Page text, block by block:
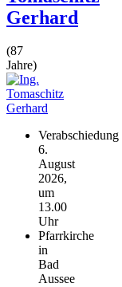
Gerhard
(87
Jahre)
Verabschiedung
6.
August
2026,
um
13.00
Uhr
Pfarrkirche
in
Bad
Aussee